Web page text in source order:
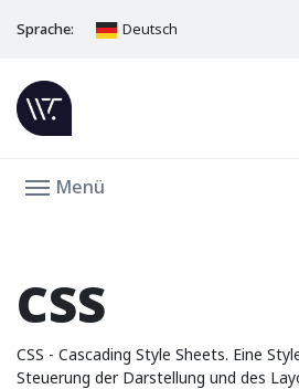
Sprache: Deutsch
Menü
CSS
CSS - Cascading Style Sheets. Eine
Steuerung der Darstellung und des